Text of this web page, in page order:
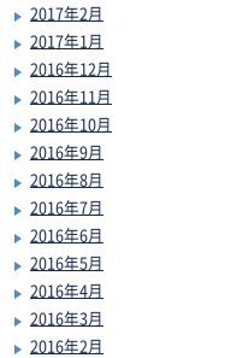
2017年2月
2017年1月
2016年12月
2016年11月
2016年10月
2016年9月
2016年8月
2016年7月
2016年6月
2016年5月
2016年4月
2016年3月
2016年2月